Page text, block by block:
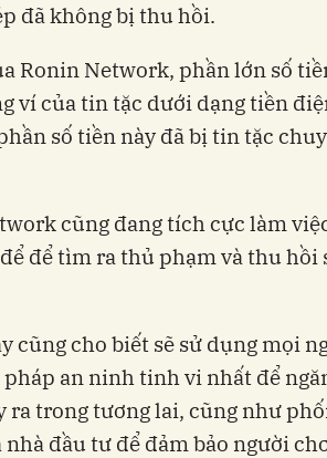
đã không bị thu hồi.
Ronin Network, phần lớn số
ví của tin tặc dưới dạng tiền
số tiền này đã bị tin tặc
cũng đang tích cực làm
để tìm ra thủ phạm và thu hồi
cũng cho biết sẽ sử dụng mọi
an ninh tinh vi nhất để
ra trong tương lai, cũng như
nhà đầu tư để đảm bảo người